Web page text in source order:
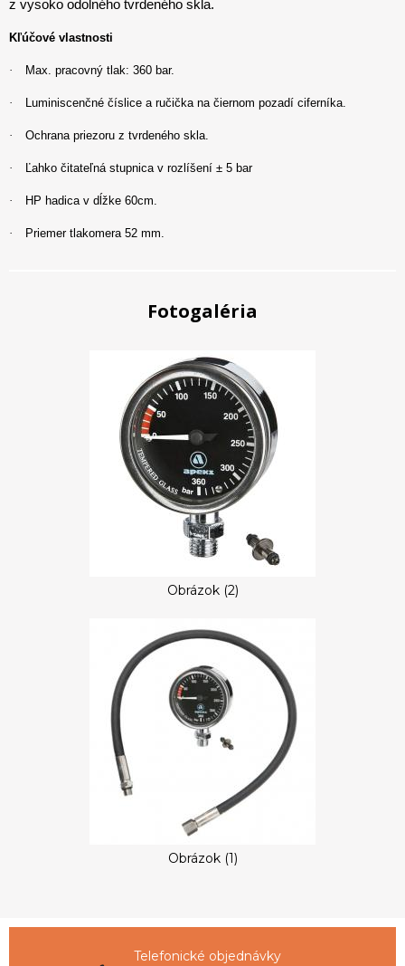
z vysoko odolného tvrdeného skla.
Kľúčové vlastnosti
· Max. pracovný tlak: 360 bar.
· Luminiscenčné číslice a ručička na čiernom pozadí ciferníka.
· Ochrana priezoru z tvrdeného skla.
· Ľahko čitateľná stupnica v rozlíšení ± 5 bar
· HP hadica v dĺžke 60cm.
· Priemer tlakomera 52 mm.
Fotogaléria
Obrázok (2)
Obrázok (1)
Telefonické objednávky